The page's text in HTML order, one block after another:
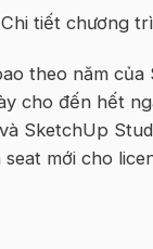
tiết chương
theo năm của
cho đến hết
SketchUp
mới cho